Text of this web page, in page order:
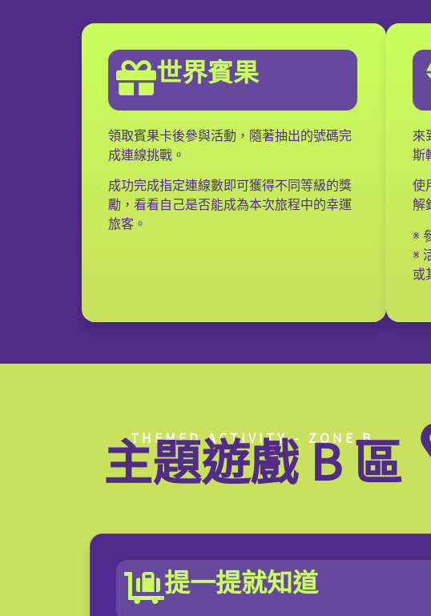
世界賓果
領取賓果卡後參與活動，隨著抽出的號碼完
成連線挑戰。
成功完成指定連線數即可獲得不同等級的獎
勵，看看自己是否能成為本次旅程中的幸運
旅客。
來
斯
使
解
※
※
或
THEMED ACTIVITY - ZONE B
主題遊戲 B 區​
提一提就知道